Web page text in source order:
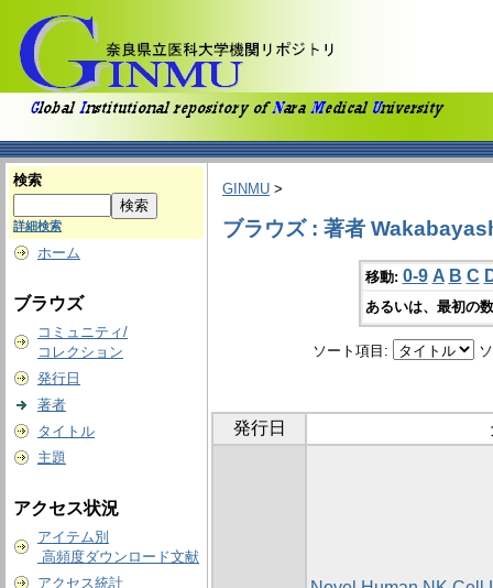
検索
詳細検索
ホーム
ブラウズ
コミュニティ/
コレクション
発行日
著者
タイトル
主題
アクセス状況
アイテム別
高頻度ダウンロード文献
アクセス統計
GINMU >
ブラウズ : 著者
移動: 0-9 A B C
あるいは、最初の
ソート項目:
発行日